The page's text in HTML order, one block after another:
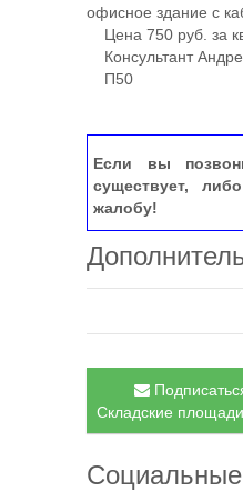
офисное здание с
Цена 750 руб. за
Консультант
П50
Если вы
существует,
жалобу!
Складские